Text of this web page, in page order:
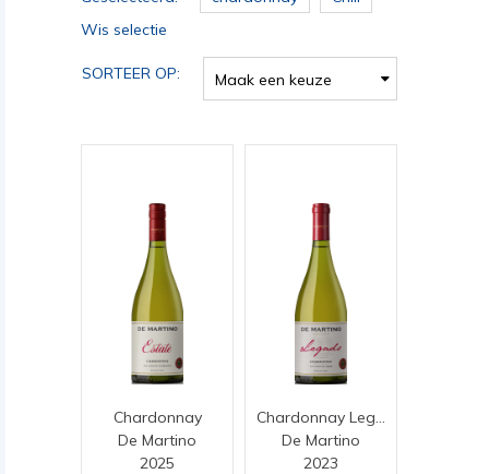
Wis selectie
SORTEER OP: Maak een keuze
Chardonnay
De Martino
2025
De Martino
2023